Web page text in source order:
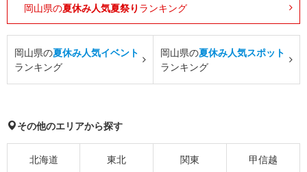
岡山県の夏休み人気夏祭り ランキング
岡山県の夏休み人気イベント
ランキング
岡山県の夏休み人気スポット
ランキング
その他のエリアから探す
北海道 東北 関東 甲信越